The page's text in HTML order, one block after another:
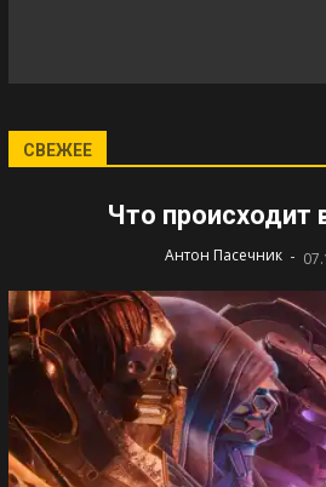
СВЕЖЕЕ
Что происходит
Антон Пасечник -